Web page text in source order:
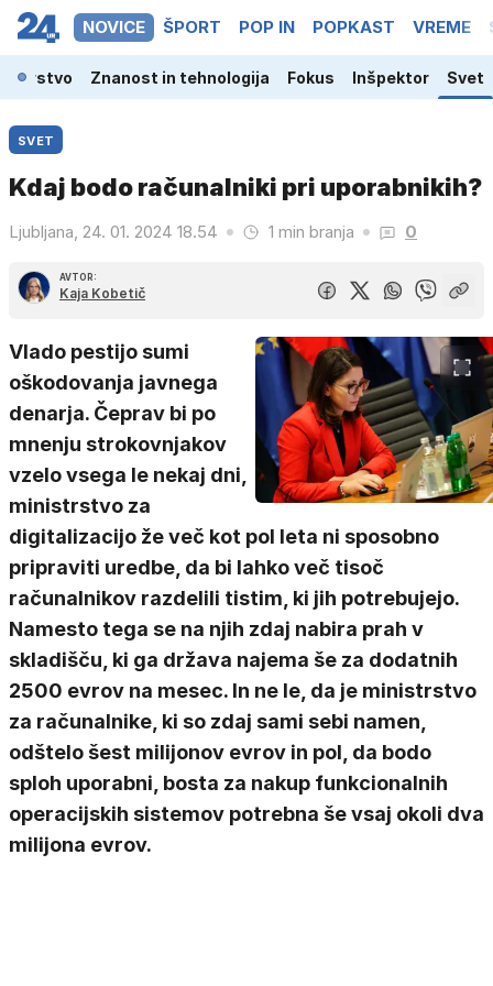
NOVICE ŠPORT POP IN POPKAST VREME
Znanost in tehnologija Fokus Inšpektor Svet
SVET
Kdaj bodo računalniki pri uporabnikih?
Ljubljana, 24. 01. 2024 18.54 1 min branja 0
AVTOR:
Kaja Kobetič
Vlado pestijo sumi
oškodovanja javnega
denarja. Čeprav bi po
mnenju strokovnjakov
vzelo vsega le nekaj dni,
ministrstvo za
digitalizacijo že več kot pol leta ni sposobno
pripraviti uredbe, da bi lahko več tisoč
računalnikov razdelili tistim, ki jih potrebujejo.
Namesto tega se na njih zdaj nabira prah v
skladišču, ki ga država najema še za dodatnih
2500 evrov na mesec. In ne le, da je ministrstvo
za računalnike, ki so zdaj sami sebi namen,
odštelo šest milijonov evrov in pol, da bodo
sploh uporabni, bosta za nakup funkcionalnih
operacijskih sistemov potrebna še vsaj okoli dva
milijona evrov.